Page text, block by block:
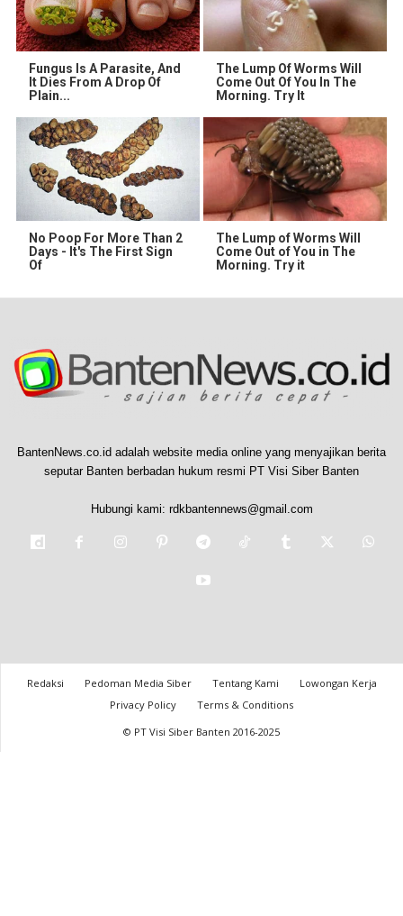
Fungus Is A Parasite, And
It Dies From A Drop Of
Plain...
The Lump Of Worms Will
Come Out Of You In The
Morning. Try It
No Poop For More Than 2
Days - It's The First Sign
Of
The Lump of Worms Will
Come Out of You in The
Morning. Try it
BantenNews.co.id adalah website media online yang menyajikan berita
seputar Banten berbadan hukum resmi PT Visi Siber Banten
Hubungi kami: rdkbantennews@gmail.com
Redaksi Pedoman Media Siber Tentang Kami
Lowongan Kerja
Privacy Policy
Terms & Conditions
© PT Visi Siber Banten 2016-2025